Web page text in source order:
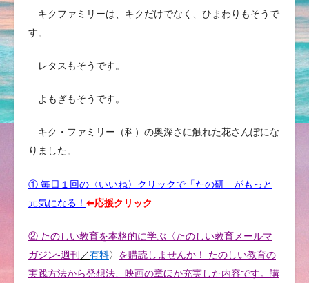
キクファミリーは、キクだけでなく、ひまわりもそうで
す。
レタスもそうです。
よもぎもそうです。
キク・ファミリー（科）の奥深さに触れた花さんぽにな
りました。
① 毎日１回の〈いいね〉クリックで「たの研」がもっと
元気になる！ ⬅︎応援クリック
② たのしい教育を本格的に学ぶ〈たのしい教育メールマ
ガジン-週刊 ／有料〉 を購読しませんか！ たのしい教育の
実践方法から発想法、映画の章ほか充実した内容です。講